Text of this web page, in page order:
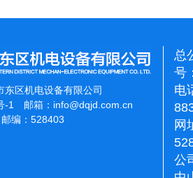
区机电设备有限公司
-1 邮箱： info@dqjd.com.cn
编：528403
总
号
电
网
公